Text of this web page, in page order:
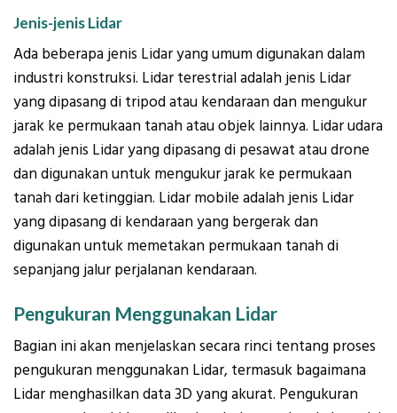
Jenis-jenis Lidar
Ada beberapa jenis Lidar yang umum digunakan dalam
industri konstruksi. Lidar terestrial adalah jenis Lidar
yang dipasang di tripod atau kendaraan dan mengukur
jarak ke permukaan tanah atau objek lainnya. Lidar udara
adalah jenis Lidar yang dipasang di pesawat atau drone
dan digunakan untuk mengukur jarak ke permukaan
tanah dari ketinggian. Lidar mobile adalah jenis Lidar
yang dipasang di kendaraan yang bergerak dan
digunakan untuk memetakan permukaan tanah di
sepanjang jalur perjalanan kendaraan.
Pengukuran Menggunakan Lidar
Bagian ini akan menjelaskan secara rinci tentang proses
pengukuran menggunakan Lidar, termasuk bagaimana
Lidar menghasilkan data 3D yang akurat. Pengukuran